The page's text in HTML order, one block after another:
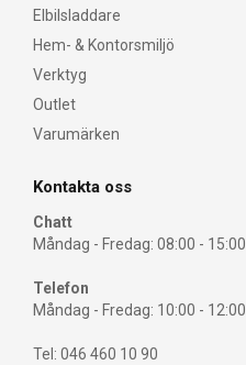
Elbilsladdare
Hem- & Kontorsmiljö
Verktyg
Outlet
Varumärken
Kontakta oss
Chatt
Måndag - Fredag: 08:00 - 15:00
Telefon
Måndag - Fredag: 10:00 - 12:00
Tel: 046 460 10 90